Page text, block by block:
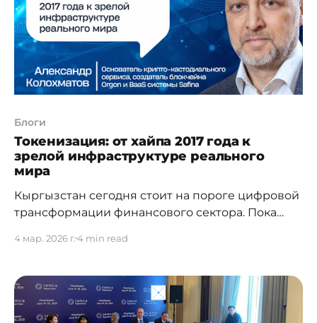
расходов,
Блоги
Токенизация: от хайпа 2017 года к
зрелой инфраструктуре реального
мира
Кыргызстан сегодня стоит на пороге цифровой
трансформации финансового сектора. Пока
прерогативой крупных игроков, а банковское
технологии распределенных реестров
предлагают республике альтернативный путь.
Токенизация активов — от недвижимости до
4 мар. 2026 г.4 min read